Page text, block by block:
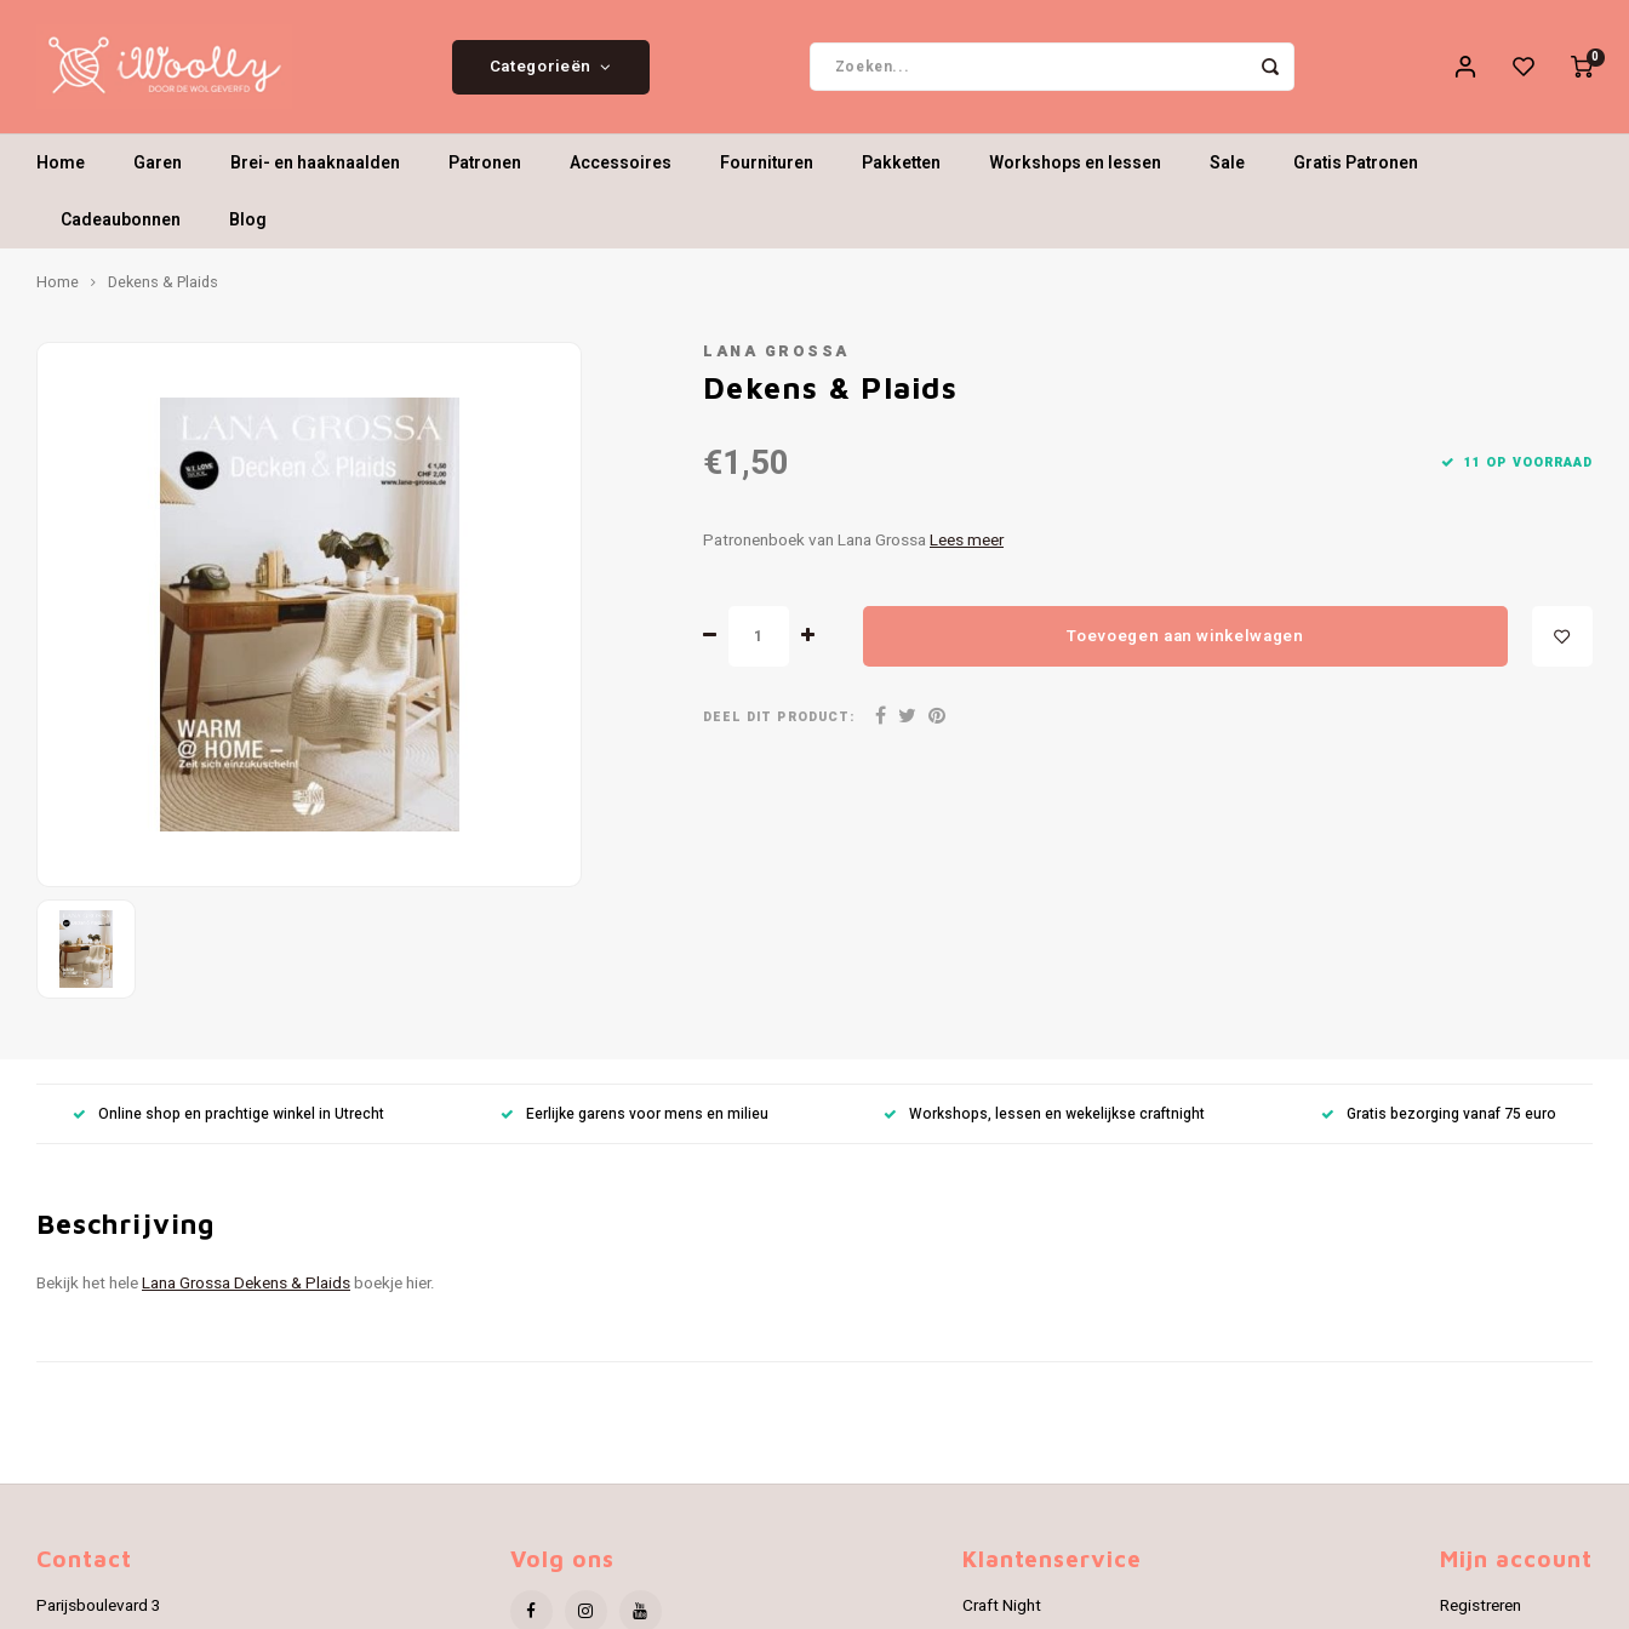
Categorieën 0
Home Garen Brei- en haaknaalden Patronen Accessoires Fournituren Pakketten Workshops en lessen Sale Gratis Patronen
Cadeaubonnen Blog
Home Dekens & Plaids
LANA GROSSA
Dekens & Plaids
€1,50 11 OP VOORRAAD
Patronenboek van Lana Grossa Lees meer
Toevoegen aan winkelwagen
DEEL DIT PRODUCT:
Online shop en prachtige winkel in Utrecht Eerlijke garens voor mens en milieu Workshops, lessen en wekelijkse craftnight Gratis bezorging vanaf 75 euro
Beschrijving
Bekijk het heleLana Grossa Dekens & Plaidsboekje hier.
Contact
Parijsboulevard 3
Volg ons Klantenservice
Craft Night
Mijn account
Registreren